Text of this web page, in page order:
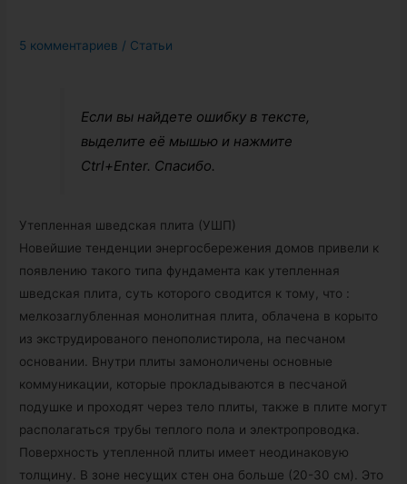
5 комментариев / Статьи
Если вы найдете ошибку в тексте,
выделите её мышью и нажмите
Ctrl+Enter. Спасибо.
Утепленная шведская плита (УШП)
Новейшие тенденции энергосбережения домов привели к
появлению такого типа фундамента как утепленная
шведская плита, суть которого сводится к тому, что :
мелкозаглубленная монолитная плита, облачена в корыто
из экструдированого пенополистирола, на песчаном
основании. Внутри плиты замоноличены основные
коммуникации, которые прокладываются в песчаной
подушке и проходят через тело плиты, также в плите могут
располагаться трубы теплого пола и электропроводка.
Поверхность утепленной плиты имеет неодинаковую
толщину. В зоне несущих стен она больше (20-30 см). Это